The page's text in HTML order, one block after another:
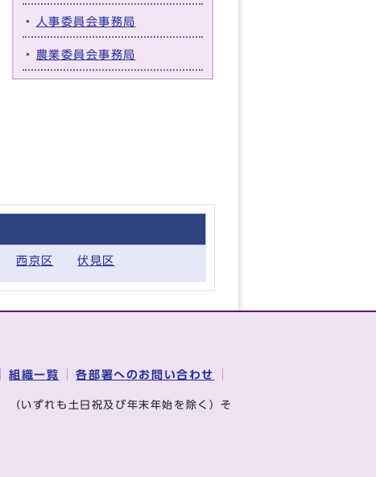
人事委員会事務局
農業委員会事務局
西京区 伏見区
組織一覧 各部署へのお問い合わせ
（いずれも土日祝及び年末年始を除く）そ